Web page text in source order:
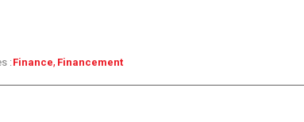
:Finance Financement